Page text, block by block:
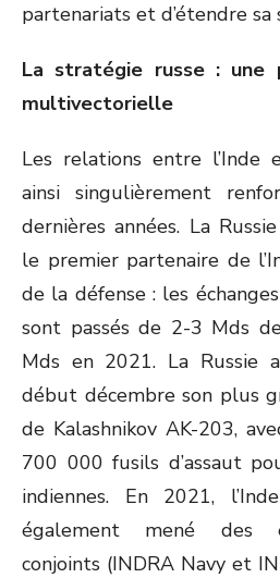
partenariats et d’étendre sa
La stratégie russe : une
multivectorielle
Les relations entre l’Inde
ainsi singulièrement
dernières années. La
le premier partenaire de
de la défense : les
sont passés de 2-3 Mds
Mds en 2021. La Russie
début décembre son plus
de Kalashnikov AK-203,
700 000 fusils d’assaut
indiennes. En 2021,
également mené des
conjoints (INDRA Navy et